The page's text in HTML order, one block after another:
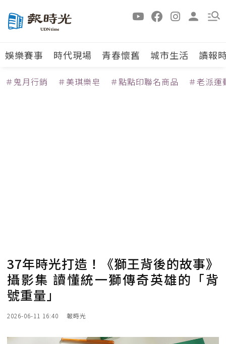
娛樂賽事 時代現場 青春懷舊 城市生活 讀報
＃鬼月行銷 ＃美琪樂皂 ＃點點印聯名商品 ＃老派運
37年時光打造！《獅王背後的故事》
攝影集 讀懂統一獅傳奇英雄的「背
號重量」
2026-06-11 16:40 報時光